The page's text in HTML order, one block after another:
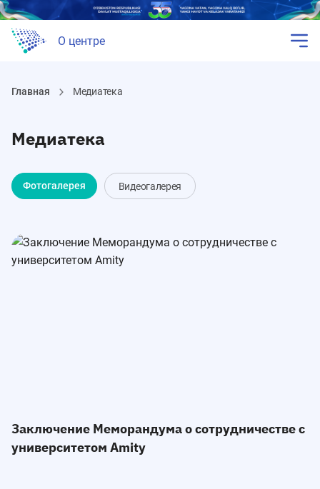
О центре
Главная Медиатека
Медиатека
Фотогалерея Видеогалерея
Заключение Меморандума о сотрудничестве с
университетом Amity